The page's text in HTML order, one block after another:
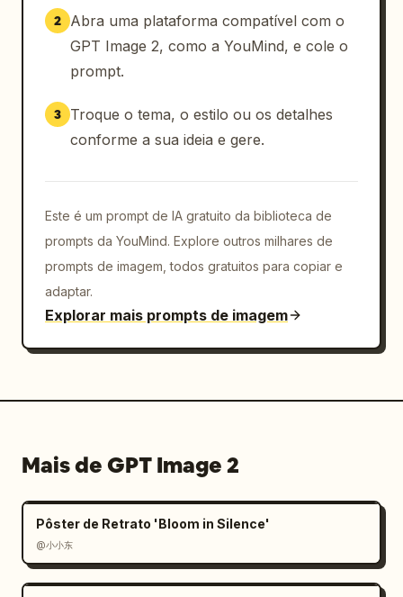
2
Abra uma plataforma compatível com o
GPT Image 2, como a YouMind, e cole o
prompt.
3
Troque o tema, o estilo ou os detalhes
conforme a sua ideia e gere.
Este é um prompt de IA gratuito da biblioteca de
prompts da YouMind. Explore outros milhares de
prompts de imagem, todos gratuitos para copiar e
adaptar.
Explorar mais prompts de imagem
Mais de GPT Image 2
Pôster de Retrato 'Bloom in Silence'
@小小东